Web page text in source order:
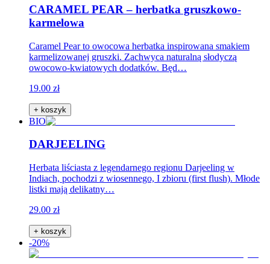
CARAMEL PEAR – herbatka gruszkowo-
karmelowa
Caramel Pear to owocowa herbatka inspirowana smakiem
karmelizowanej gruszki. Zachwyca naturalną słodyczą
owocowo-kwiatowych dodatków. Będ…
19.00 zł
+ koszyk
BIO
DARJEELING
Herbata liściasta z legendarnego regionu Darjeeling w
Indiach, pochodzi z wiosennego, I zbioru (first flush). Młode
listki mają delikatny…
29.00 zł
+ koszyk
-20%